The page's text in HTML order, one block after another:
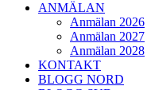
ANMÄLAN
Anmälan 2026
Anmälan 2027
Anmälan 2028
KONTAKT
BLOGG NORD